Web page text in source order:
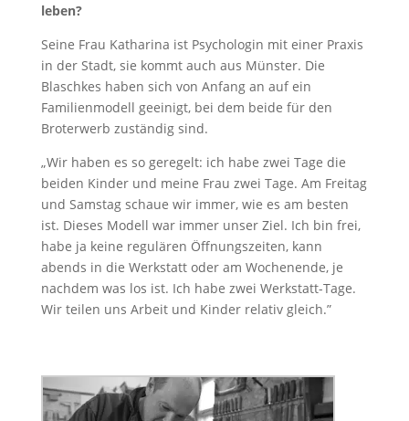
leben?
Seine Frau Katharina ist Psychologin mit einer Praxis
in der Stadt, sie kommt auch aus Münster. Die
Blaschkes haben sich von Anfang an auf ein
Familienmodell geeinigt, bei dem beide für den
Broterwerb zuständig sind.
„Wir haben es so geregelt: ich habe zwei Tage die
beiden Kinder und meine Frau zwei Tage. Am Freitag
und Samstag schaue wir immer, wie es am besten
ist. Dieses Modell war immer unser Ziel. Ich bin frei,
habe ja keine regulären Öffnungszeiten, kann
abends in die Werkstatt oder am Wochenende, je
nachdem was los ist. Ich habe zwei Werkstatt-Tage.
Wir teilen uns Arbeit und Kinder relativ gleich.”